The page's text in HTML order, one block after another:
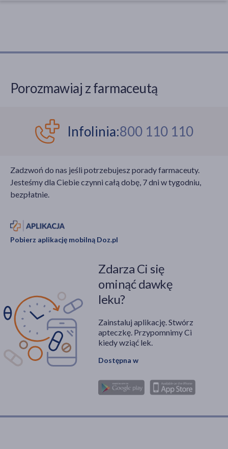
Porozmawiaj z farmaceutą
Infolinia:800 110 110
Zadzwoń do nas jeśli potrzebujesz porady farmaceuty.
Jesteśmy dla Ciebie czynni całą dobę, 7 dni w tygodniu,
bezpłatnie.
Pobierz aplikację mobilną Doz.pl
Zdarza Ci się
ominąć dawkę
leku?
Zainstaluj aplikację. Stwórz
apteczkę. Przypomnimy Ci
kiedy wziąć lek.
Dostępna w